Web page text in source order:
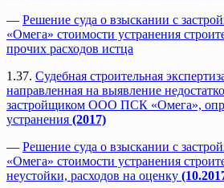
— Решение суда о взыскании с
«Омега» стоимости устранения
прочих расходов истца
1.37. Судебная строительная
направленная на выявление
застройщиком ООО ПСК «Омега»,
устранения (2017)
— Решение суда о взыскании с
«Омега» стоимости устранения
неустойки, расходов на оценку